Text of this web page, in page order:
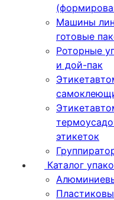
Машины
готовые
Роторные
и дой-пак
этикеток
Каталог